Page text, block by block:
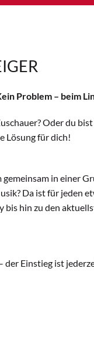
Problem – beim
Oder du
Lösung für dich!
in einer
Da ist für jeden
bis hin zu den
Einstieg ist